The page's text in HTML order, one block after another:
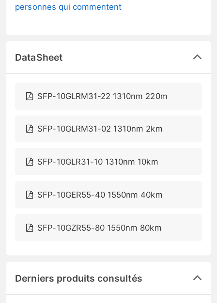
personnes qui commentent
DataSheet
SFP-10GLRM31-22 1310nm 220m
SFP-10GLRM31-02 1310nm 2km
SFP-10GLR31-10 1310nm 10km
SFP-10GER55-40 1550nm 40km
SFP-10GZR55-80 1550nm 80km
Derniers produits consultés